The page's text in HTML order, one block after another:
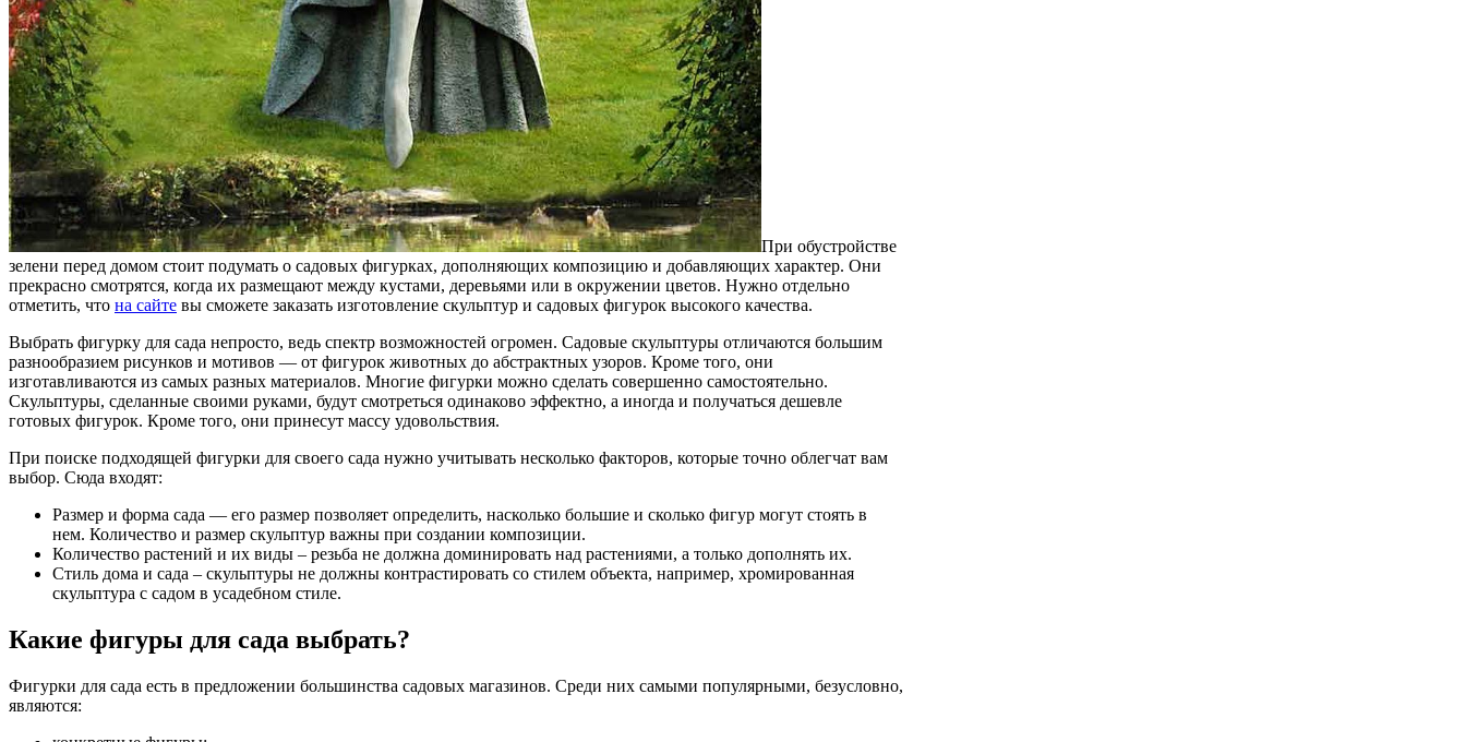
При обустройстве
зелени перед домом стоит подумать о садовых фигурках, дополняющих композицию и добавляющих характер. Они
прекрасно смотрятся, когда их размещают между кустами, деревьями или в окружении цветов. Нужно отдельно
отметить, что на сайте вы сможете заказать изготовление скульптур и садовых фигурок высокого качества.
Выбрать фигурку для сада непросто, ведь спектр возможностей огромен. Садовые скульптуры отличаются большим
разнообразием рисунков и мотивов — от фигурок животных до абстрактных узоров. Кроме того, они
изготавливаются из самых разных материалов. Многие фигурки можно сделать совершенно самостоятельно.
Скульптуры, сделанные своими руками, будут смотреться одинаково эффектно, а иногда и получаться дешевле
готовых фигурок. Кроме того, они принесут массу удовольствия.
При поиске подходящей фигурки для своего сада нужно учитывать несколько факторов, которые точно облегчат вам
выбор. Сюда входят:
Размер и форма сада — его размер позволяет определить, насколько большие и сколько фигур могут стоять в
нем. Количество и размер скульптур важны при создании композиции.
Количество растений и их виды – резьба не должна доминировать над растениями, а только дополнять их.
Стиль дома и сада – скульптуры не должны контрастировать со стилем объекта, например, хромированная
скульптура с садом в усадебном стиле.
Какие фигуры для сада выбрать?
Фигурки для сада есть в предложении большинства садовых магазинов. Среди них самыми популярными, безусловно,
являются: